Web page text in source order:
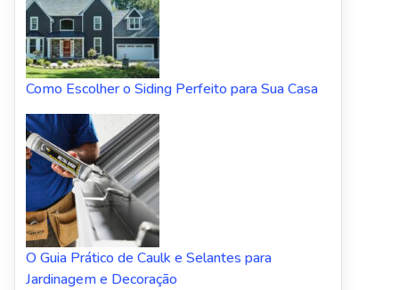
Como Escolher o Siding Perfeito para Sua Casa
O Guia Prático de Caulk e Selantes para
Jardinagem e Decoração